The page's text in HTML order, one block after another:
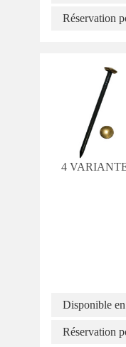
Réservation
4
Disponible
Réservation